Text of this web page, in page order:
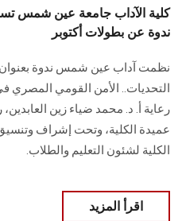
كلية الآداب جامعة عين شمس
ندوة عن بطولات أكتوبر
نظمت آداب عين شمس ندوة بعنوان
التحديات.. الأمن القومي المصري
رعاية أ. د. محمد ضياء زين
عميدة الكلية، وتحت إشراف
الكلية لشئون التعليم والطلاب.
اقرأ المزيد